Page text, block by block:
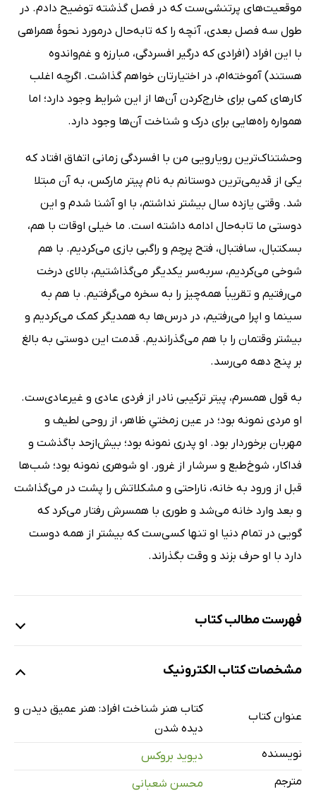
موقعیت‌های پرتنشی‌ست که در فصل گذشته توضیح دادم. در
طول سه فصل بعدی، آنچه را که تابه‌حال درمورد نحوۀ همراهی
با این افراد (افرادی که درگیر افسردگی، مبارزه و غم‌واندوه
هستند) آموخته‌ام، در اختیارتان خواهم گذاشت. اگرچه اغلب
کارهای کمی برای خارج‌کردن آن‌ها از این شرایط وجود دارد؛ اما
همواره راه‌هایی برای درک و شناخت آن‌ها وجود دارد.
وحشتناک‌ترین رویارویی من با افسردگی زمانی اتفاق افتاد که
یکی از قدیمی‌ترین دوستانم به نام پیتر مارکس، به آن مبتلا
شد. وقتی یازده سال بیشتر نداشتم، با او آشنا شدم و این
دوستی ما تابه‌حال ادامه داشته است. ما خیلی اوقات با هم،
بسکتبال، سافتبال، فتح پرچم و راگبی بازی می‌کردیم. با هم
شوخی می‌کردیم، سربه‌سر یکدیگر می‌گذاشتیم، بالای درخت
می‌رفتیم و تقریباً همه‌چیز را به سخره می‌گرفتیم. با هم به
سینما و اپرا می‌رفتیم، در درس‌ها به همدیگر کمک می‌کردیم و
بیشتر وقتمان را با هم می‌گذراندیم. قدمت این دوستی به بالغ
بر پنج دهه می‌رسد.
به قول همسرم، پیتر ترکیبی نادر از فردی عادی و غیرعادی‌ست.
او مردی نمونه بود؛ در عین زمختیِ ظاهر، از روحی لطیف و
مهربان برخوردار بود. او پدری نمونه بود؛ بیش‌ازحد باگذشت و
فداکار، شوخ‌طبع و سرشار از غرور. او شوهری نمونه بود؛ شب‌ها
قبل از ورود به خانه، ناراحتی‌ و مشکلاتش را پشت در می‌گذاشت
و بعد وارد خانه می‌شد و طوری با همسرش رفتار می‌کرد که
گویی در تمام دنیا او تنها کسی‌ست که بیشتر از همه دوست
دارد با او حرف بزند و وقت بگذراند.
فهرست مطالب کتاب
بخش اول: ضرورت تسلط بر هنر خوب دیدن و خوب درک‌کردن
فصل اول: قدرت خوب دیدن و خوب درک کردن دیگران
فصل دوم: عواملی که باعث می‌شود نتوانیم دیگران را به‌خوبی
مشخصات کتاب الکترونیک
عنوان کتاب
کتاب هنر شناخت افراد: هنر عمیق دیدن و
دیده شدن
نویسنده
دیوید بروکس
مترجم
محسن شعبانی